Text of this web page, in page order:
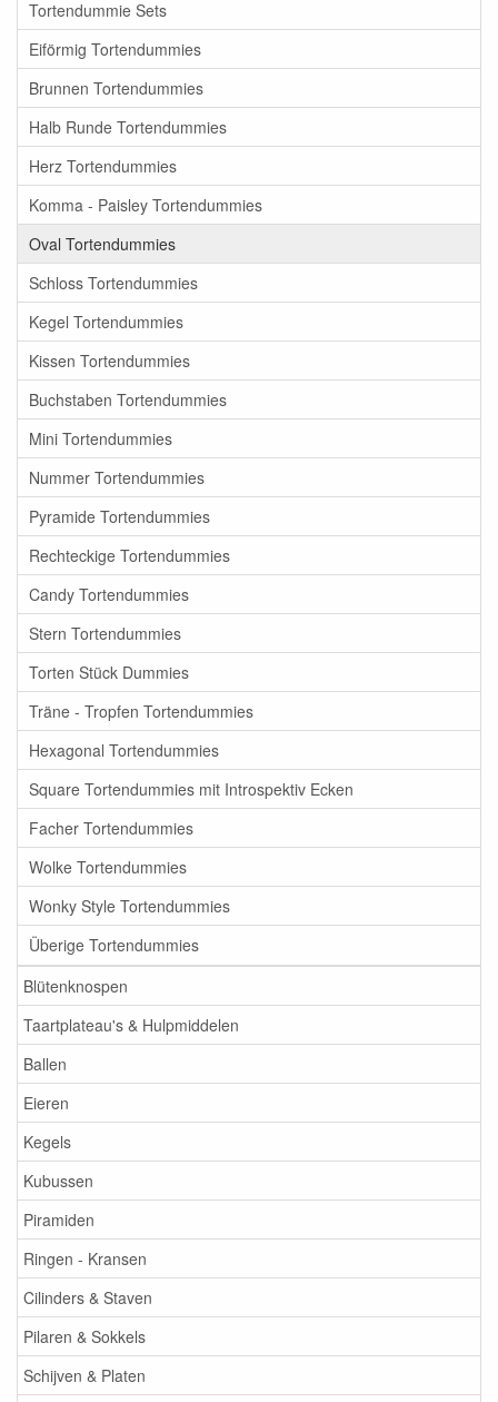
Tortendummie Sets
Eiförmig Tortendummies
Brunnen Tortendummies
Halb Runde Tortendummies
Herz Tortendummies
Komma - Paisley Tortendummies
Oval Tortendummies
Schloss Tortendummies
Kegel Tortendummies
Kissen Tortendummies
Buchstaben Tortendummies
Mini Tortendummies
Nummer Tortendummies
Pyramide Tortendummies
Rechteckige Tortendummies
Candy Tortendummies
Stern Tortendummies
Torten Stück Dummies
Träne - Tropfen Tortendummies
Hexagonal Tortendummies
Square Tortendummies mit Introspektiv Ecken
Facher Tortendummies
Wolke Tortendummies
Wonky Style Tortendummies
Überige Tortendummies
Blütenknospen
Taartplateau's & Hulpmiddelen
Ballen
Eieren
Kegels
Kubussen
Piramiden
Ringen - Kransen
Cilinders & Staven
Pilaren & Sokkels
Schijven & Platen